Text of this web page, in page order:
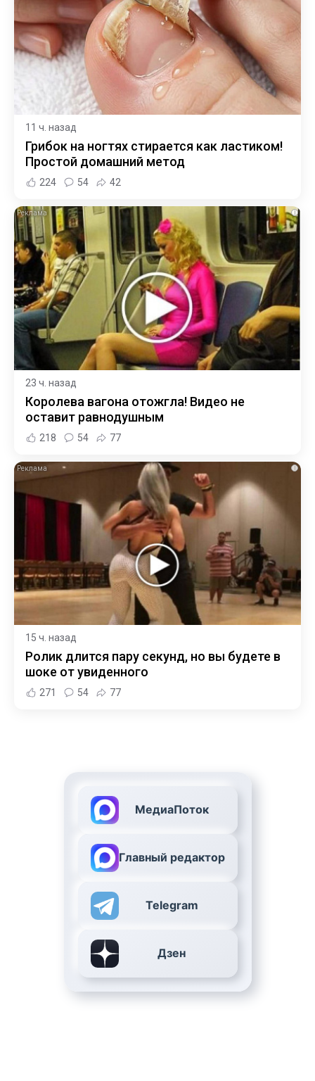
11 ч. назад
Грибок на ногтях стирается как ластиком!
Простой домашний метод
224 54 42
i
23 ч. назад
Королева вагона отожгла! Видео не
оставит равнодушным
218 54 77
i
15 ч. назад
Ролик длится пару секунд, но вы будете в
шоке от увиденного
271 54 77
МедиаПоток
Главный редактор
Telegram
Дзен